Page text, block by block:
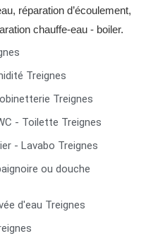
réparation d’écoulement,
chauffe-eau - boiler.
Treignes
Treignes
- Toilette Treignes
- Lavabo Treignes
ou douche
d'eau Treignes